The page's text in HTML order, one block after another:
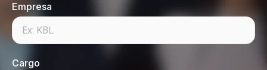
Empresa
Cargo